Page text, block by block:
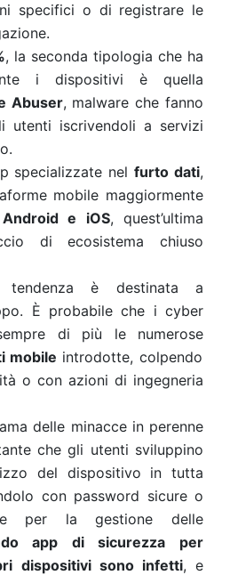
specifici o di registrare le
, la seconda tipologia che ha
i dispositivi è quella
Abuser, malware che fanno
utenti iscrivendoli a servizi
specializzate nelfurto dati,
mobile maggiormente
Android e iOS, quest’ultima
di ecosistema chiuso
è destinata a
È probabile che i cyber
di più le numerose
mobile introdotte, colpendo
o con azioni di ingegneria
delle minacce in perenne
che gli utenti sviluppino
del dispositivo in tutta
con password sicure o
per la gestione delle
app di sicurezza per
dispositivi sono infetti, e